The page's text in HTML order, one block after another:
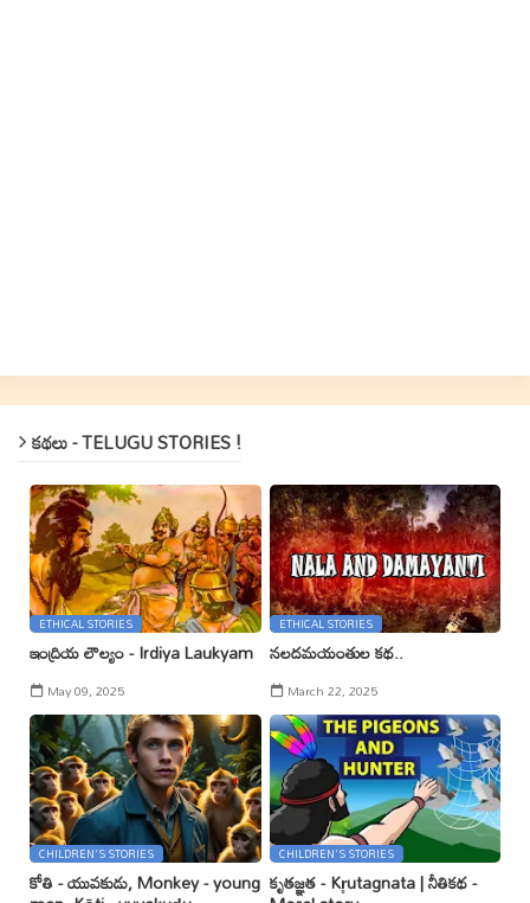
కథలు - TELUGU STORIES !
ETHICAL STORIES
ఇంద్రియ లౌల్యం - Irdiya Laukyam
May 09, 2025
ETHICAL STORIES
నలదమయంతుల కథ..
March 22, 2025
CHILDREN'S STORIES
కోతి - యువకుడు, Monkey - young
CHILDREN'S STORIES
కృతజ్ఞత - Kr̥utagnata | నీతికథ -